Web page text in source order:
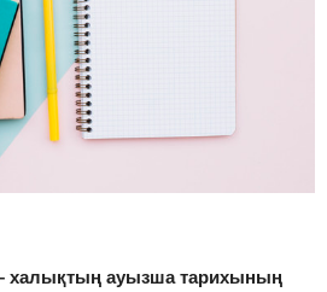
– халықтың ауызша тарихының